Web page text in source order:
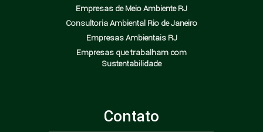
Empresas de Meio Ambiente RJ
Consultoria Ambiental Rio de Janeiro
Empresas Ambientais RJ
Empresas que trabalham com
Sustentabilidade
Contato